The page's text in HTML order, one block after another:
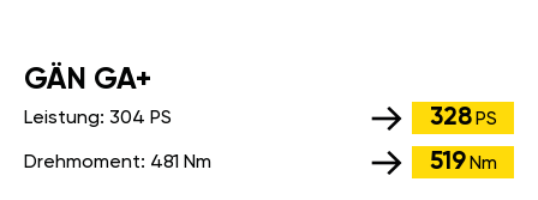
GÄN GA+
Leistung: 304 PS 328 PS
Drehmoment: 481 Nm 519 Nm